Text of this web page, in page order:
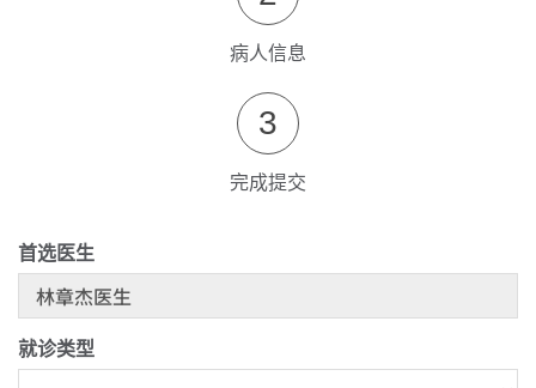
病人信息
3
完成提交
首选医生
就诊类型